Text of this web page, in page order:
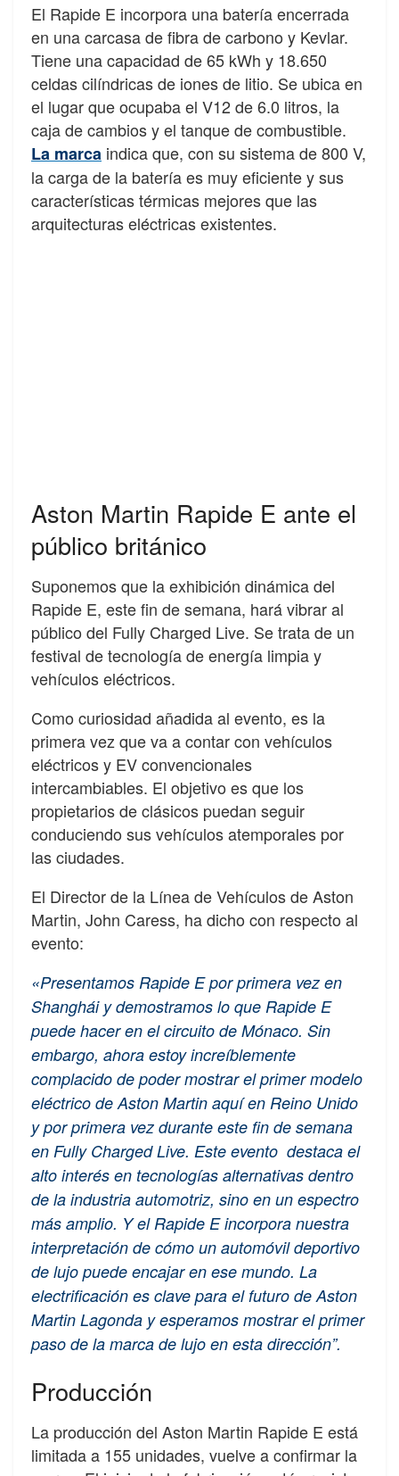
El Rapide E incorpora una batería encerrada
en una carcasa de fibra de carbono y Kevlar.
Tiene una capacidad de 65 kWh y 18.650
celdas cilíndricas de iones de litio. Se ubica en
el lugar que ocupaba el V12 de 6.0 litros, la
caja de cambios y el tanque de combustible.
La marca indica que, con su sistema de 800 V,
la carga de la batería es muy eficiente y sus
características térmicas mejores que las
arquitecturas eléctricas existentes.
Aston Martin Rapide E ante el
público británico
Suponemos que la exhibición dinámica del
Rapide E, este fin de semana, hará vibrar al
público del Fully Charged Live. Se trata de un
festival de tecnología de energía limpia y
vehículos eléctricos.
Como curiosidad añadida al evento, es la
primera vez que va a contar con vehículos
eléctricos y EV convencionales
intercambiables. El objetivo es que los
propietarios de clásicos puedan seguir
conduciendo sus vehículos atemporales por
las ciudades.
El Director de la Línea de Vehículos de Aston
Martin, John Caress, ha dicho con respecto al
evento:
«Presentamos Rapide E por primera vez en
Shanghái y demostramos lo que Rapide E
puede hacer en el circuito de Mónaco. Sin
embargo, ahora estoy increíblemente
complacido de poder mostrar el primer modelo
eléctrico de Aston Martin aquí en Reino Unido
y por primera vez durante este fin de semana
en Fully Charged Live. Este evento destaca el
alto interés en tecnologías alternativas dentro
de la industria automotriz, sino en un espectro
más amplio. Y el Rapide E incorpora nuestra
interpretación de cómo un automóvil deportivo
de lujo puede encajar en ese mundo. La
electrificación es clave para el futuro de Aston
Martin Lagonda y esperamos mostrar el primer
paso de la marca de lujo en esta dirección”.
Producción
La producción del Aston Martin Rapide E está
limitada a 155 unidades, vuelve a confirmar la